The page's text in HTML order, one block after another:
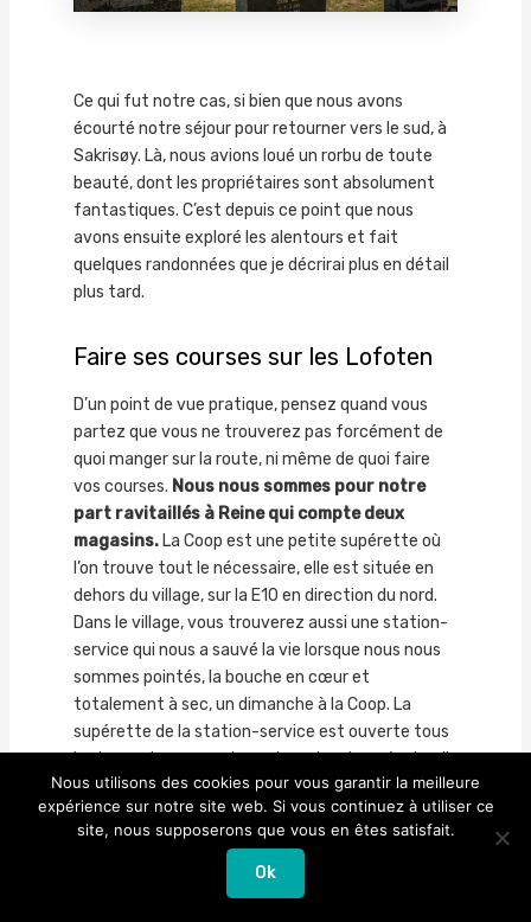
Ce qui fut notre cas, si bien que nous avons
écourté notre séjour pour retourner vers le sud, à
Sakrisøy. Là, nous avions loué un rorbu de toute
beauté, dont les propriétaires sont absolument
fantastiques. C’est depuis ce point que nous
avons ensuite exploré les alentours et fait
quelques randonnées que je décrirai plus en détail
plus tard.
Faire ses courses sur les Lofoten
D’un point de vue pratique, pensez quand vous
partez que vous ne trouverez pas forcément de
quoi manger sur la route, ni même de quoi faire
vos courses. Nous nous sommes pour notre
part ravitaillés à Reine qui compte deux
magasins.La Coop est une petite supérette où
l’on trouve tout le nécessaire, elle est située en
dehors du village, sur la E10 en direction du nord.
Dans le village, vous trouverez aussi une station-
service qui nous a sauvé la vie lorsque nous nous
sommes pointés, la bouche en cœur et
totalement à sec, un dimanche à la Coop. La
supérette de la station-service est ouverte tous
les jours et propose de quoi survivre jusqu’au lundi.
Ensuite, vous trouverez un supermarché «
Bunnpris » dans le centre de Ramberget pour
des magasins plus conséquents, il faut se rendre à
qui est littéralement une ville de
Nous utilisons des cookies pour vous garantir la meilleure
expérience sur notre site web. Si vous continuez à utiliser ce
site, nous supposerons que vous en êtes satisfait.
Ok